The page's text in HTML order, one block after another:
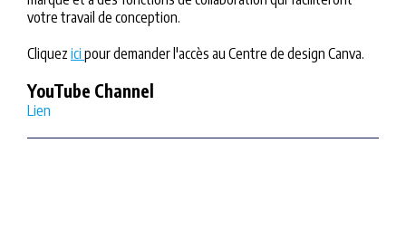
votre travail de conception.
Cliquez ici pour demander l'accès au Centre de design Canva.
YouTube Channel
Lien